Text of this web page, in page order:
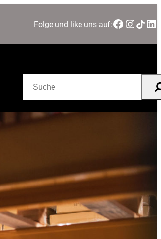
Folge und like uns auf:Facebook InstagramTikTok LinkedIn